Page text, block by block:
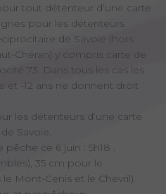
tout détenteur d’une carte
pour les détenteurs
de Savoie (hors
Chéran) y compris carte de
73. Dans tous les cas les
-12 ans ne donnent droit
les détenteurs d’une carte
Savoie.
ce 6 juin : 5h18 .
35 cm pour le
Mont-Cenis et le Chevril).